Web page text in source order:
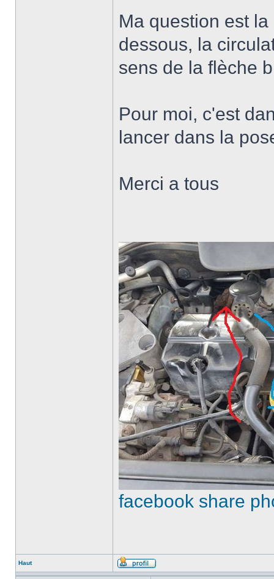
Ma question est la
dessous, la
sens de la flèche
Pour moi, c'est
lancer dans la
Merci a tous
facebook share
Haut